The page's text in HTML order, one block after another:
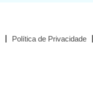
Política de Privacidade